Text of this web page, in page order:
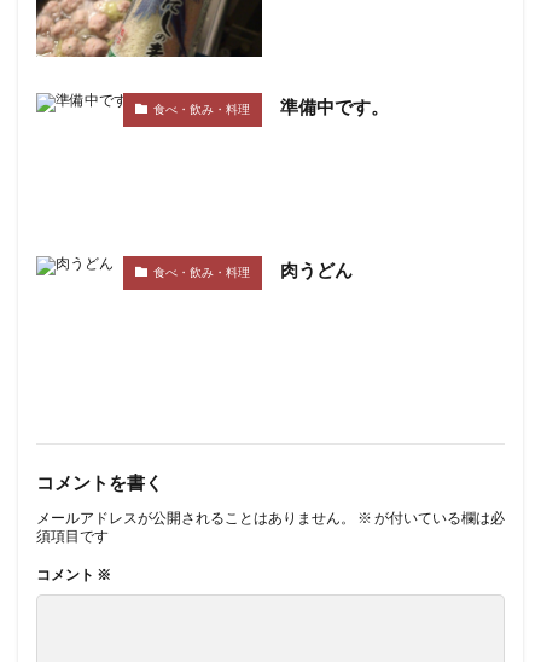
食べ・飲み・料理 準備中です。
食べ・飲み・料理 肉うどん
コメントを書く
メールアドレスが公開されることはありません。 ※ が付いている欄は必
須項目です
コメント ※